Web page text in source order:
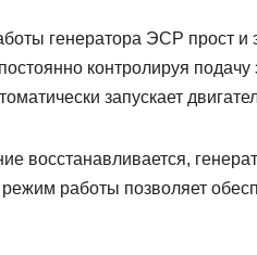
генератора ЭСР прост
контролируя подачу
запускает
восстанавливается,
режим работы позволяет